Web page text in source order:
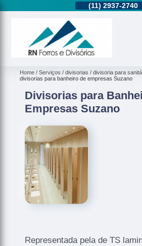
(11)2937-2740
Home Serviços divisorias
divisoria para
divisorias para banheiro de empresas Suzano
Divisorias para
Empresas Suzano
Representada pela de TS